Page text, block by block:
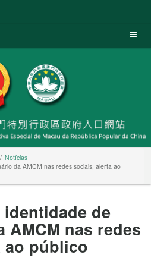
Notícias
da AMCM nas redes sociais, alerta ao
de
nas redes
ao público